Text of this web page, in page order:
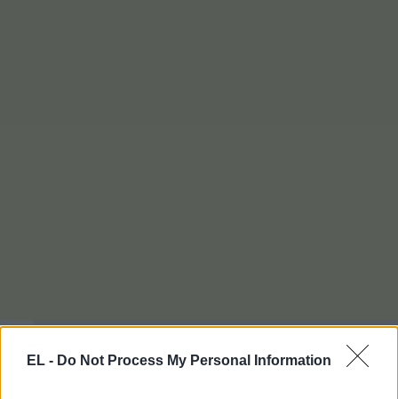
EL - Do Not Process My Personal Information